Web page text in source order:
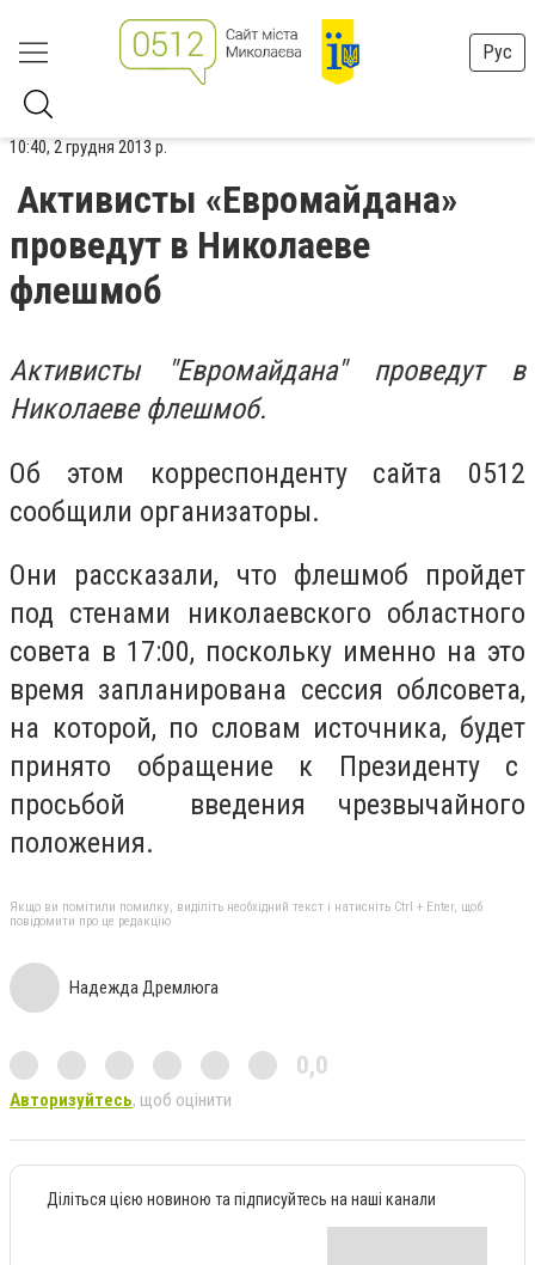
Рус
10:40, 2 грудня 2013 р.
Активисты «Евромайдана»
проведут в Николаеве
флешмоб
Активисты "Евромайдана" проведут в
Николаеве флешмоб.
Об этом корреспонденту сайта 0512
сообщили организаторы.
Они рассказали, что флешмоб пройдет
под стенами николаевского областного
совета в 17:00, поскольку именно на это
время запланирована сессия облсовета,
на которой, по словам источника, будет
принято обращение к Президенту с
просьбой введения чрезвычайного
положения.
Якщо ви помітили помилку, виділіть необхідний текст і натисніть Ctrl + Enter, щоб
повідомити про це редакцію
Надежда Дремлюга
0,0
Авторизуйтесь, щоб оцінити
Діліться цією новиною та підписуйтесь на наші канали